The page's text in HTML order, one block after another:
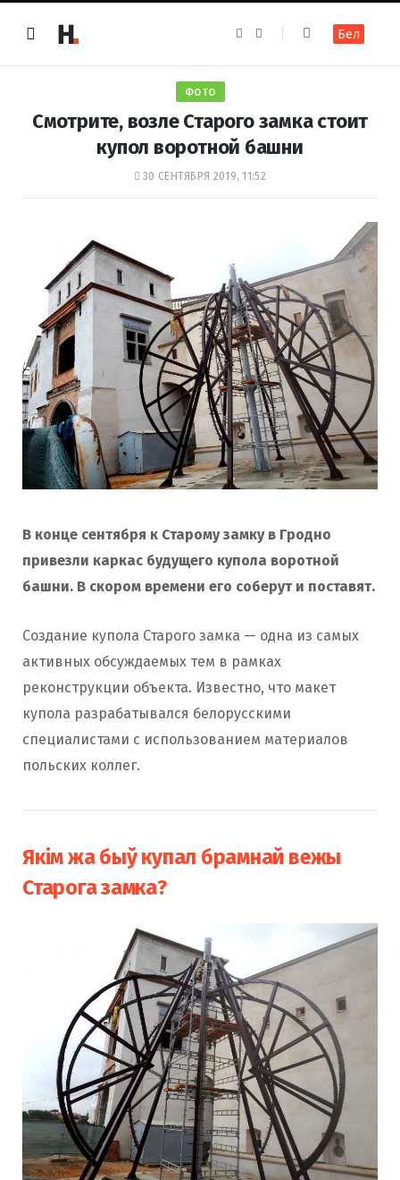
e
k
t
a
m
Бел
ФОТО
Смотрите, возле Старого замка стоит
купол воротной башни
30 СЕНТЯБРЯ 2019, 11:52
В конце сентября к Старому замку в Гродно
привезли каркас будущего купола воротной
башни. В скором времени его соберут и поставят.
Создание купола Старого замка — одна из самых
активных обсуждаемых тем в рамках
реконструкции объекта. Известно, что макет
купола разрабатывался белорусскими
специалистами с использованием материалов
польских коллег.
Якім жа быў купал брамнай вежы
Старога замка?